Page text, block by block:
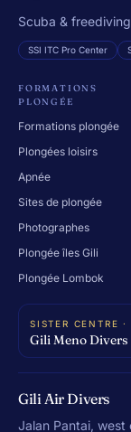
Scuba &
SSI ITC Pro Center
FORMATIONS
PLONGÉE
Formations plongée
Plongées loisirs
Apnée
Sites de plongée
Photographes
Plongée îles Gili
Plongée Lombok
SISTER CENTRE
Gili Meno
Gili Air Divers
Jalan Pantai, west